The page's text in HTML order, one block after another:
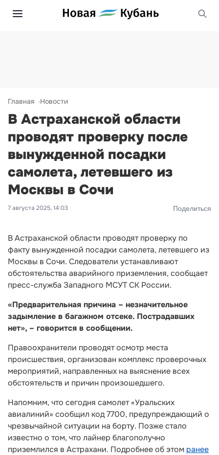
Главная Новости
В Астраханской области
проводят проверку после
вынужденной посадки
самолета, летевшего из
Москвы в Сочи
7 августа 2025, 14:03 Поделиться
В Астраханской области проводят проверку по
факту вынужденной посадки самолета, летевшего из
Москвы в Сочи. Следователи устанавливают
обстоятельства аварийного приземления, сообщает
пресс-служба Западного МСУТ СК России.
«Предварительная причина – незначительное
задымление в багажном отсеке. Пострадавших
нет», – говорится в сообщении.
Правоохранители проводят осмотр места
происшествия, организован комплекс проверочных
мероприятий, направленных на выяснение всех
обстоятельств и причин произошедшего.
Напомним, что сегодня самолет «Уральских
авиалиний» сообщил код 7700, предупреждающий о
чрезвычайной ситуации на борту. Позже стало
известно о том, что лайнер благополучно
приземлился в Астрахани. Подробнее об этом ранее